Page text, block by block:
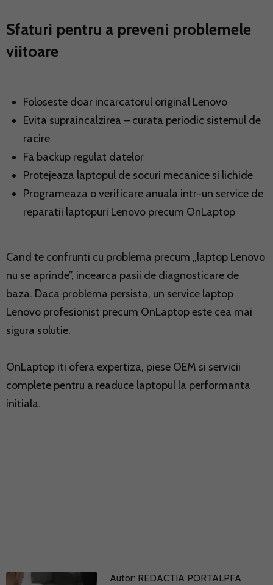
Sfaturi pentru a preveni problemele
viitoare
Foloseste doar incarcatorul original Lenovo
Evita supraincalzirea – curata periodic sistemul de
racire
Fa backup regulat datelor
Protejeaza laptopul de socuri mecanice si lichide
Programeaza o verificare anuala intr-un service de
reparatii laptopuri Lenovo precum OnLaptop
Cand te confrunti cu problema precum „laptop Lenovo
nu se aprinde”, incearca pasii de diagnosticare de
baza. Daca problema persista, un service laptop
Lenovo profesionist precum OnLaptop este cea mai
sigura solutie.
OnLaptop iti ofera expertiza, piese OEM si servicii
complete pentru a readuce laptopul la performanta
initiala.
Autor: REDACTIA PORTALPFA